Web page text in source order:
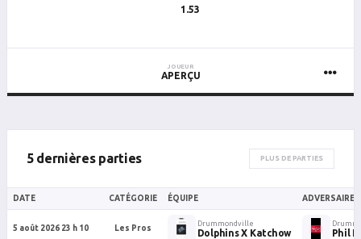
1.53
JOUEUR
APERÇU
5 dernières parties PLUS DE PARTIES
DATE CATÉGORIE ÉQUIPE ADVERSAIRE
5 août 2026 23 h 10 Les Pros
Drummondville
Dolphins X Katchow Phil